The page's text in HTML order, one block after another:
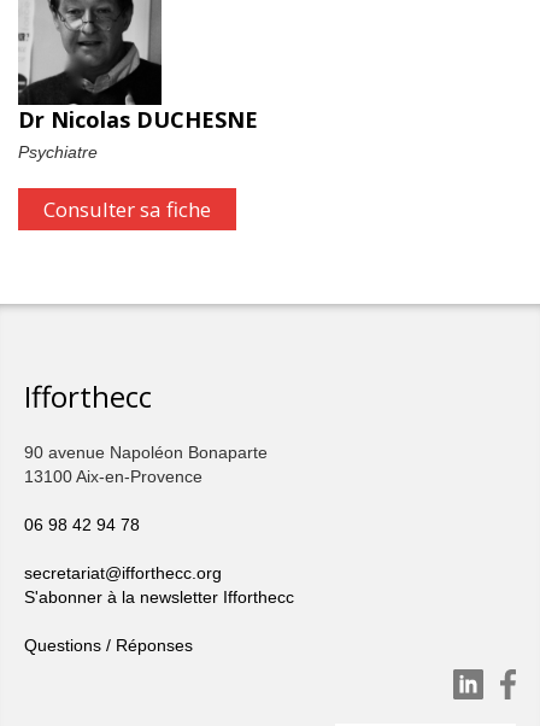
Dr Nicolas DUCHESNE
Psychiatre
Consulter sa fiche
Ifforthecc
90 avenue Napoléon Bonaparte
13100 Aix-en-Provence
06 98 42 94 78
secretariat@ifforthecc.org
S'abonner à la newsletter Ifforthecc
Questions / Réponses